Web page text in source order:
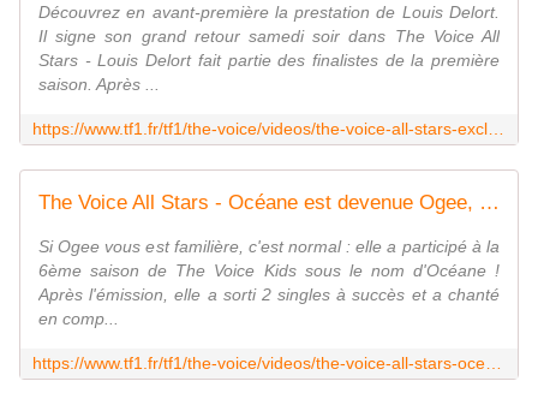
Découvrez en avant-première la prestation de Louis Delort.
Il signe son grand retour samedi soir dans The Voice All
Stars - Louis Delort fait partie des finalistes de la première
saison. Après ...
The Voice All Stars - Océane est devenue Ogee, influenceuse aux 1,5 Millions abonnés - The Voice | TF1
Si Ogee vous est familière, c'est normal : elle a participé à la
6ème saison de The Voice Kids sous le nom d'Océane !
Après l'émission, elle a sorti 2 singles à succès et a chanté
en comp...